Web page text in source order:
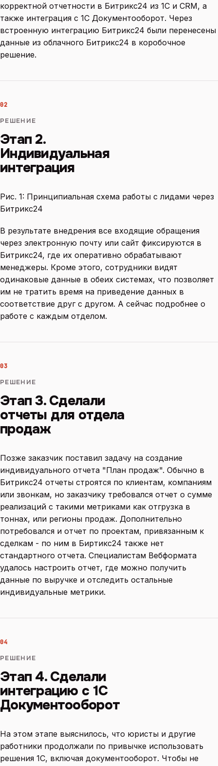
корректной отчетности в Битрикс24 из 1С и CRM, а
также интеграция с 1С Документооборот. Через
встроенную интеграцию Битрикс24 были перенесены
данные из облачного Битрикс24 в коробочное
решение.
02
РЕШЕНИЕ
Этап 2.
Индивидуальная
интеграция
Рис. 1: Принципиальная схема работы с лидами через
Битрикс24
В результате внедрения все входящие обращения
через электронную почту или сайт фиксируются в
Битрикс24, где их оперативно обрабатывают
менеджеры. Кроме этого, сотрудники видят
одинаковые данные в обеих системах, что позволяет
им не тратить время на приведение данных в
соответствие друг с другом. А сейчас подробнее о
работе с каждым отделом.
03
РЕШЕНИЕ
Этап 3. Сделали
отчеты для отдела
продаж
Позже заказчик поставил задачу на создание
индивидуального отчета "План продаж". Обычно в
Битрикс24 отчеты строятся по клиентам, компаниям
или звонкам, но заказчику требовался отчет о сумме
реализаций с такими метриками как отгрузка в
тоннах, или регионы продаж. Дополнительно
потребовался и отчет по проектам, привязанным к
сделкам - по ним в Биртикс24 также нет
стандартного отчета. Специалистам Вебформата
удалось настроить отчет, где можно получить
данные по выручке и отследить остальные
индивидуальные метрики.
04
РЕШЕНИЕ
Этап 4. Сделали
интеграцию с 1С
Документооборот
На этом этапе выяснилось, что юристы и другие
работники продолжали по привычке использовать
решения 1С, включая документооборот. Чтобы не